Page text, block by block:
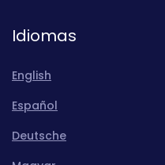
Idiomas
English
Español
Deutsche